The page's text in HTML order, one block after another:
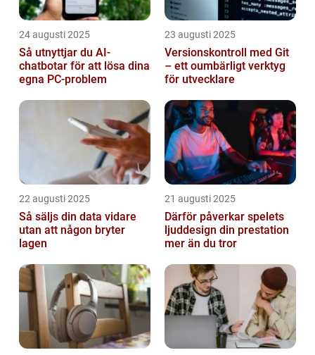
24 augusti 2025
Så utnyttjar du AI-
chatbotar för att lösa dina
egna PC-problem
23 augusti 2025
Versionskontroll med Git
– ett oumbärligt verktyg
för utvecklare
22 augusti 2025
Så säljs din data vidare
utan att någon bryter
lagen
21 augusti 2025
Därför påverkar spelets
ljuddesign din prestation
mer än du tror